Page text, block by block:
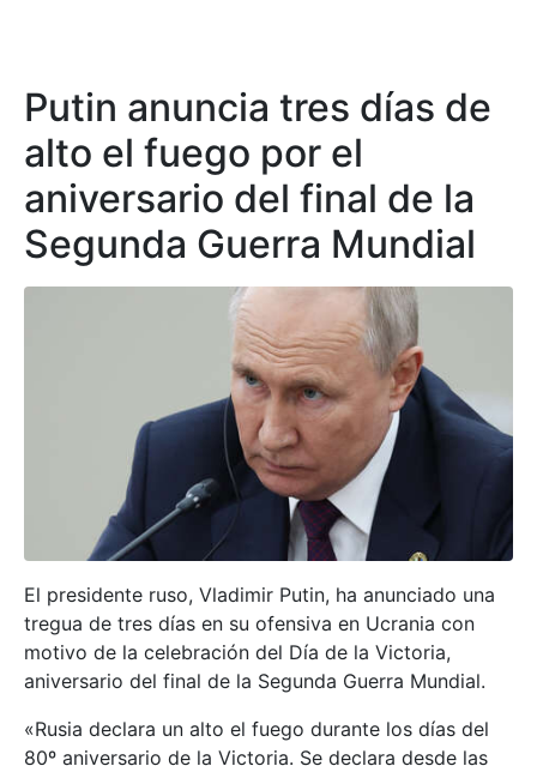
Putin anuncia tres días de
alto el fuego por el
aniversario del final de la
Segunda Guerra Mundial
El presidente ruso, Vladimir Putin, ha anunciado una
tregua de tres días en su ofensiva en Ucrania con
motivo de la celebración del Día de la Victoria,
aniversario del final de la Segunda Guerra Mundial.
«Rusia declara un alto el fuego durante los días del
80º aniversario de la Victoria. Se declara desde las